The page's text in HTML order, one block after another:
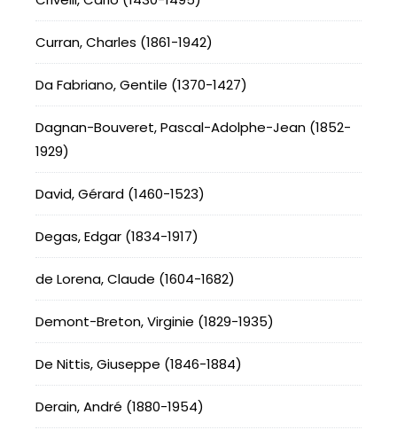
Curran, Charles (1861-1942)
Da Fabriano, Gentile (1370-1427)
Dagnan-Bouveret, Pascal-Adolphe-Jean (1852-
1929)
David, Gérard (1460-1523)
Degas, Edgar (1834-1917)
de Lorena, Claude (1604-1682)
Demont-Breton, Virginie (1829-1935)
De Nittis, Giuseppe (1846-1884)
Derain, André (1880-1954)